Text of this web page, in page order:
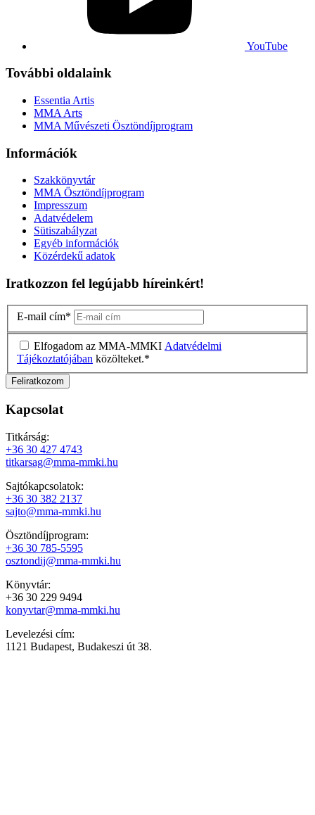
YouTube
További oldalaink
Essentia Artis
MMA Arts
MMA Művészeti Ösztöndíjprogram
Információk
Szakkönyvtár
MMA Ösztöndíjprogram
Impresszum
Adatvédelem
Sütiszabályzat
Egyéb információk
Közérdekű adatok
Iratkozzon fel legújabb híreinkért!
E-mail cím*
Elfogadom az MMA-MMKI Adatvédelmi
Tájékoztatójában közölteket.*
Kapcsolat
Titkárság:
+36 30 427 4743
titkarsag@mma-mmki.hu
Sajtókapcsolatok:
+36 30 382 2137
sajto@mma-mmki.hu
Ösztöndíjprogram:
+36 30 785-5595
osztondij@mma-mmki.hu
Könyvtár:
+36 30 229 9494
konyvtar@mma-mmki.hu
Levelezési cím:
1121 Budapest, Budakeszi út 38.